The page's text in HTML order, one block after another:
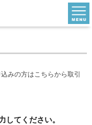
みの方はこちらから取引
してください。